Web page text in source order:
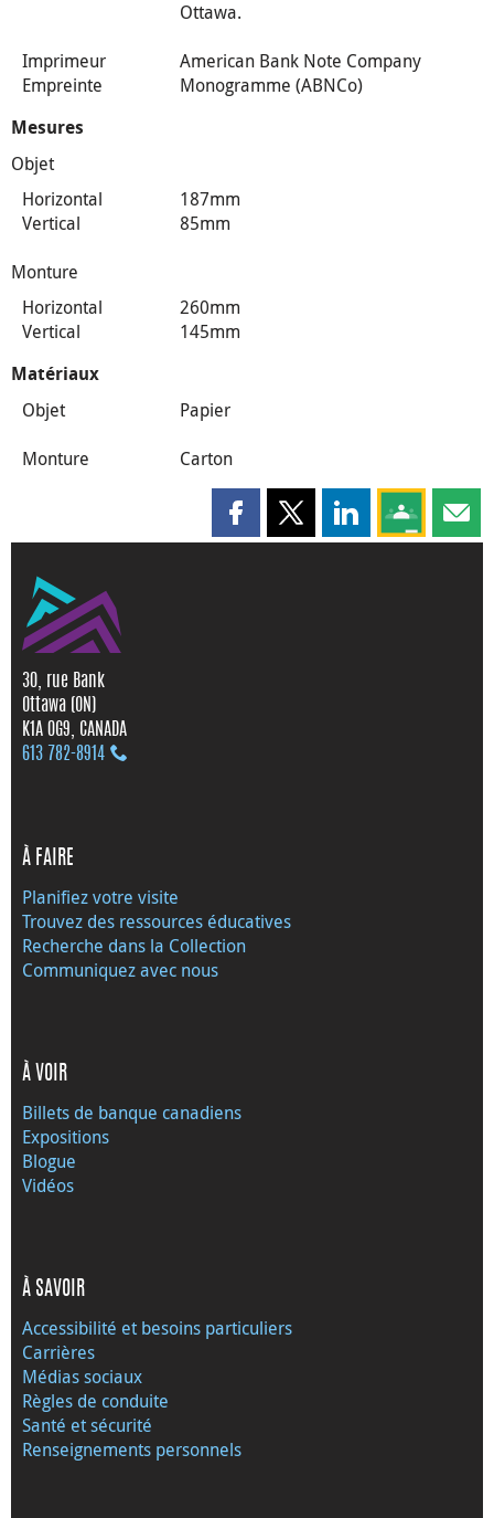
Ottawa.
Imprimeur
American Bank Note Company
Empreinte
Monogramme (ABNCo)
Mesures
Objet
Horizontal
187mm
Vertical
85mm
Monture
Horizontal
260mm
Vertical
145mm
Matériaux
Objet
Papier
Monture
Carton
Partager cette page sur
Partager cette page sur X
Partager cette
Partagez
30, rue Bank
Ottawa (ON)
K1A 0G9, CANADA
613 782‑8914
À FAIRE
Planifiez votre visite
Trouvez des ressources éducatives
Recherche dans la Collection
Communiquez avec nous
À VOIR
Billets de banque canadiens
Expositions
Blogue
Vidéos
À SAVOIR
Accessibilité et besoins particuliers
Carrières
Médias sociaux
Règles de conduite
Santé et sécurité
Renseignements personnels